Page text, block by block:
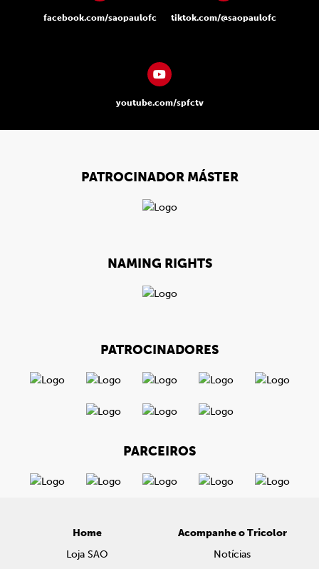
facebook.com/saopaulofc tiktok.com/@saopaulofc
youtube.com/spfctv
PATROCINADOR MÁSTER
NAMING RIGHTS
PATROCINADORES
PARCEIROS
Home
Loja SAO
Acompanhe o Tricolor
Notícias